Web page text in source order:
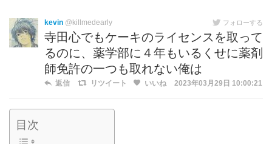
kevin @killmedearly フォローする
寺田心でもケーキのライセンスを取って
るのに、薬学部に４年もいるくせに薬剤
師免許の一つも取れない俺は
返信 リツイート いいね 2023年03月29日 10:00:21
目次